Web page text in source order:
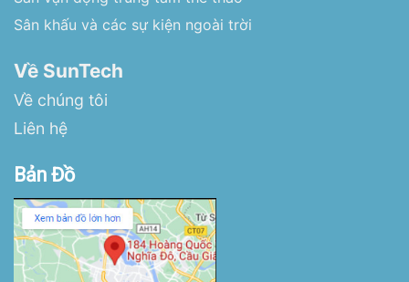
Sân khấu và các sự kiện ngoài trời
Về SunTech
Về chúng tôi
Liên hệ
Bản Đồ